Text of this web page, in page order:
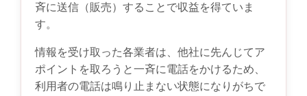
斉に送信（販売）することで収益を得ていま
す。
情報を受け取った各業者は、他社に先んじてア
ポイントを取ろうと一斉に電話をかけるため、
利用者の電話は鳴り止まない状態になりがちで